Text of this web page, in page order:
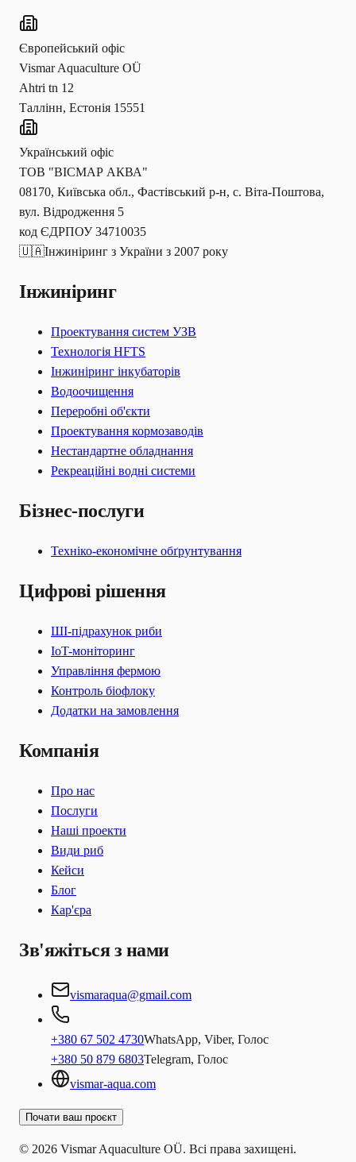
Європейський офіс
Vismar Aquaculture OÜ
Ahtri tn 12
Таллінн, Естонія 15551
Український офіс
ТОВ "ВІСМАР АКВА"
08170, Київська обл., Фастівський р-н, с. Віта-Поштова,
вул. Відродження 5
код ЄДРПОУ 34710035
🇺🇦Інжиніринг з України з 2007 року
Інжиніринг
Проектування систем УЗВ
Технологія HFTS
Інжиніринг інкубаторів
Водоочищення
Переробні об'єкти
Проектування кормозаводів
Нестандартне обладнання
Рекреаційні водні системи
Бізнес-послуги
Техніко-економічне обґрунтування
Цифрові рішення
ШІ-підрахунок риби
IoT-моніторинг
Управління фермою
Контроль біофлоку
Додатки на замовлення
Компанія
Про нас
Послуги
Наші проекти
Види риб
Кейси
Блог
Кар'єра
Зв'яжіться з нами
vismaraqua@gmail.com
+380 67 502 4730WhatsApp, Viber, Голос
+380 50 879 6803Telegram, Голос
vismar-aqua.com
Почати ваш проєкт
© 2026 Vismar Aquaculture OÜ. Всі права захищені.